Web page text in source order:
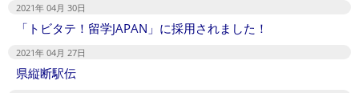
2021年 04月 30日
「トビタテ！留学JAPAN」に採用されました！
2021年 04月 27日
県縦断駅伝